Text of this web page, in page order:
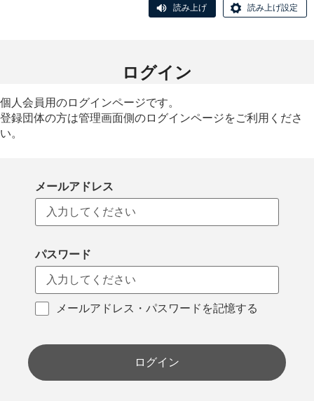
読み上げ 読み上げ設定
ログイン
個人会員用のログインページです。
登録団体の方は管理画面側のログインページをご利用くださ
い。
メールアドレス
パスワード
メールアドレス・パスワードを記憶する
ログイン